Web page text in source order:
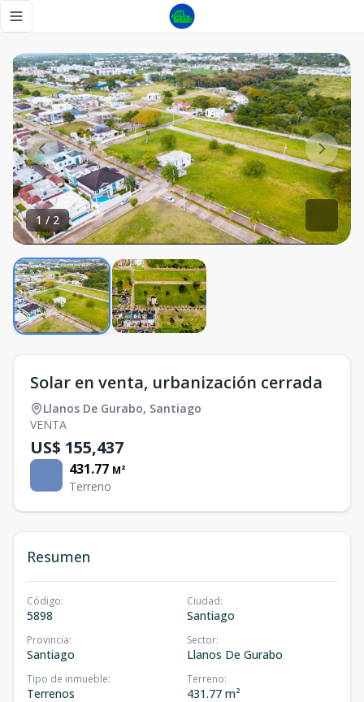
Toggle navigation menu
1 / 2
Solar en venta, urbanización cerrada
Llanos De Gurabo, Santiago
VENTA
US$ 155,437
431.77 M²
Terreno
Resumen
Código:
5898
Ciudad:
Santiago
Provincia:
Santiago
Sector:
Llanos De Gurabo
Tipo de inmueble:
Terrenos
Terreno:
431.77 m²
Solar en venta, urbanización cerrada - Tu Casa RD